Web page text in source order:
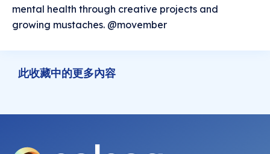
mental health through creative projects and
growing mustaches. @movember
此收藏中的更多內容